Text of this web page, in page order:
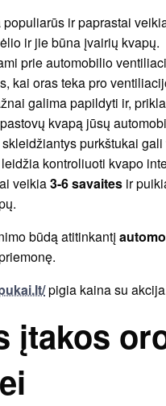
populiarūs ir paprastai
ir jie būna įvairių kvapų.
prie automobilio
kai oras teka pro
galima papildyti ir,
kvapą jūsų
purkštukai
kontroliuoti kvapo
veikia3-6 savaites ir
būdą atitinkantį
pigia kaina su
įtakos